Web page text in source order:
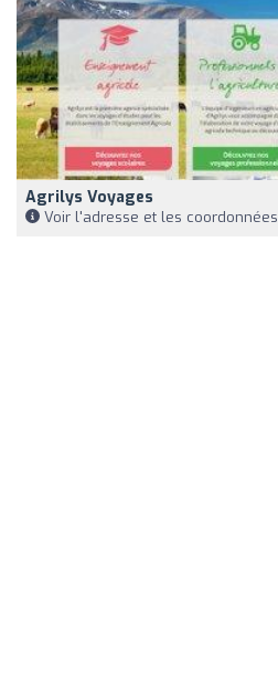
Agrilys Voyages
Voir l'adresse et les coordonnées